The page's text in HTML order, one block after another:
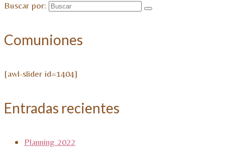
Buscar por:
Comuniones
[awl-slider id=1404]
Entradas recientes
Planning 2022